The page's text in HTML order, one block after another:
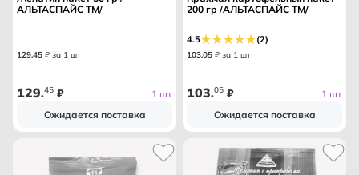
АЛЬТАСПАЙС ТМ/
129.45 ₽ за 1 шт
129.45 ₽
1 шт
Ожидается поставка
200 гр /АЛЬТАСПАЙС ТМ/
4.5 (2)
103.05 ₽ за 1 шт
103.05 ₽
1 шт
Ожидается поставка